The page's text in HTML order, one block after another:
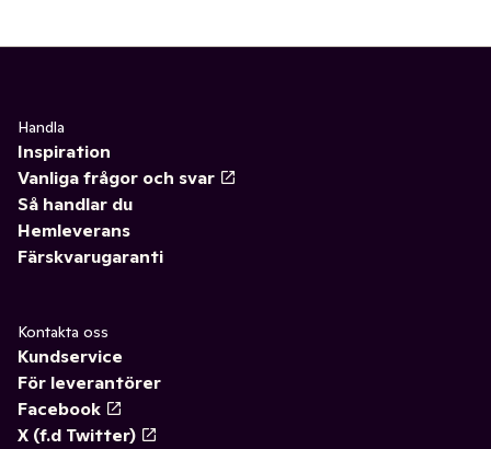
Handla
Inspiration
Vanliga frågor och svar
Så handlar du
Hemleverans
Färskvarugaranti
Kontakta oss
Kundservice
För leverantörer
Facebook
X (f.d Twitter)